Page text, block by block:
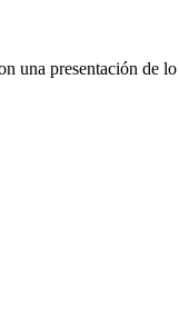
una presentación de